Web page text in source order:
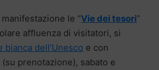
le “Vie dei tesori”
affluenza di visitatori, si
bianca dell’Unesco e con
prenotazione), sabato e